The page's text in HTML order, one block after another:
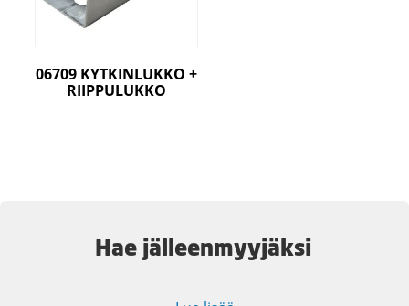
06709 KYTKINLUKKO +
RIIPPULUKKO
Hae jälleenmyyjäksi